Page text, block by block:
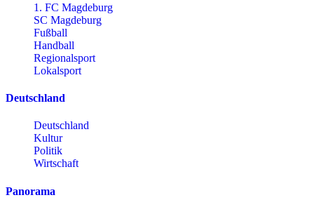
1. FC Magdeburg
SC Magdeburg
Fußball
Handball
Regionalsport
Lokalsport
Deutschland
Deutschland
Kultur
Politik
Wirtschaft
Panorama